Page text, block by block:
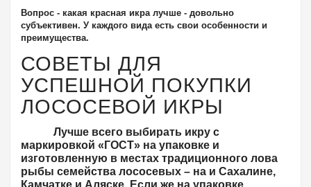
Вопрос - какая красная икра лучше - довольно
субъективен. У каждого вида есть свои особенности и
преимущества.
СОВЕТЫ ДЛЯ
УСПЕШНОЙ ПОКУПКИ
ЛОСОСЕВОЙ ИКРЫ
Лучше всего выбирать икру с
маркировкой «ГОСТ» на упаковке и
изготовленную в местах традиционного лова
рыбы семейства лососевых – на и Сахалине,
Камчатке и Аляске. Если же на упаковке